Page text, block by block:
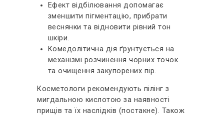
Ефект відбілювання допомагає
зменшити пігментацію, прибрати
веснянки та відновити рівний тон
шкіри.
Комедолітична дія ґрунтується на
механізмі розчинення чорних точок
та очищення закупорених пір.
Косметологи рекомендують пілінг з
мигдальною кислотою за наявності
прищів та їх наслідків (постакне). Також